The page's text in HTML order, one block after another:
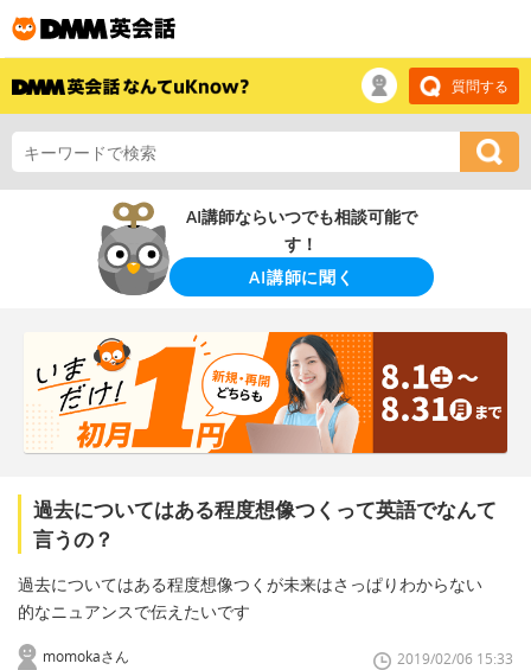
質問する
AI講師ならいつでも相談可能で
す！
AI講師に聞く
過去についてはある程度想像つくって英語でなんて
言うの？
過去についてはある程度想像つくが未来はさっぱりわからない
的なニュアンスで伝えたいです
momokaさん 2019/02/06 15:33